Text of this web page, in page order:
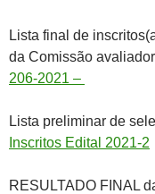
Lista final de
da Comissão
206-2021 –
Lista preliminar de
Inscritos Edital 2021-2
RESULTADO FINAL